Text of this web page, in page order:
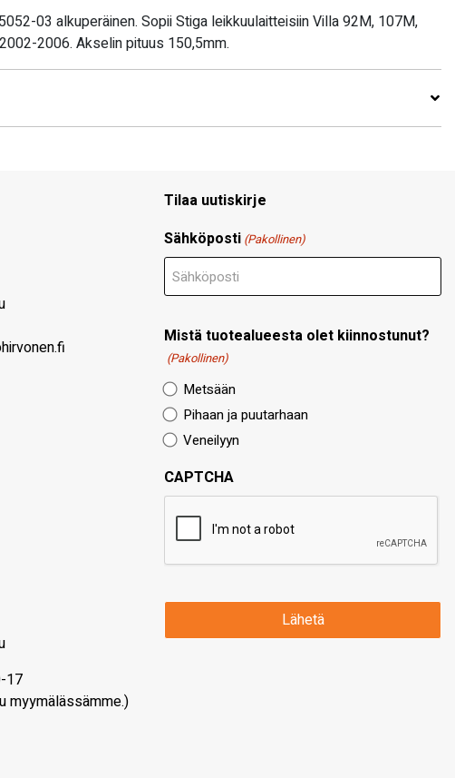
03 alkuperäinen. Sopii Stiga leikkuulaitteisiin Villa 92M, 107M,
2006. Akselin pituus 150,5mm.
17
myymälässämme.)
Tilaa uutiskirje
Sähköposti (Pakollinen)
Mistä tuotealueesta olet kiinnostunut?
(Pakollinen)
Metsään
Pihaan ja puutarhaan
Veneilyyn
CAPTCHA